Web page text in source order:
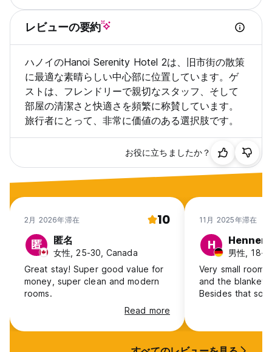
レビューの要約
ハノイのHanoi Serenity Hotel 2は、旧市街の散策
に最適な素晴らしい中心部に位置しています。ゲ
ストは、フレンドリーで親切なスタッフ、そして
部屋の清潔さと快適さを頻繁に称賛しています。
旅行者にとって、非常に価値のある選択肢です。
お役に立ちましたか？
2月 2026年滞在 10
匿 匿名
女性, 25-30, Canada
Great stay! Super good value for
money, super clean and modern
rooms.
Read more
11月 2025年滞在
H Henner
男性, 18-
Very small room
and the blankets
Besides that